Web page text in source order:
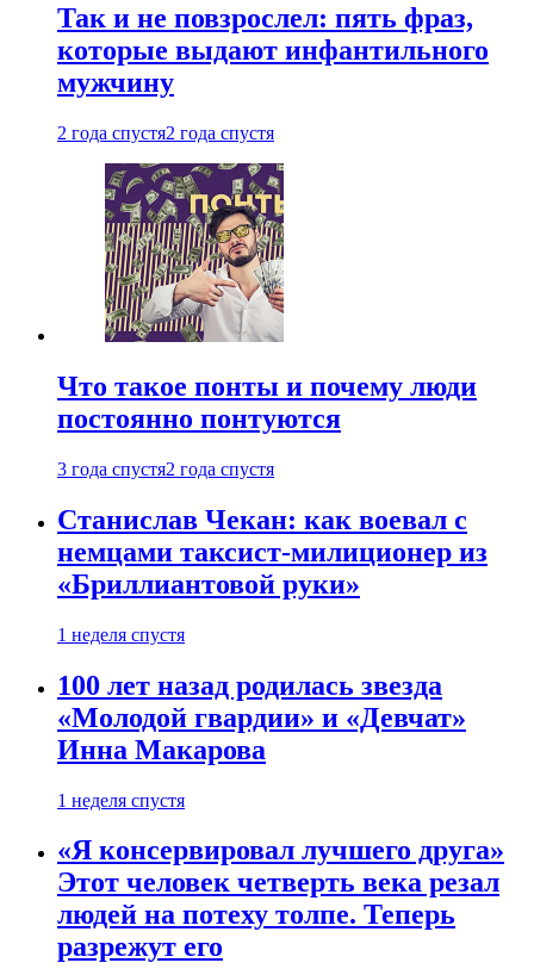
Так и не повзрослел: пять фраз,
которые выдают инфантильного
мужчину
2 года спустя2 года спустя
Что такое понты и почему люди
постоянно понтуются
3 года спустя2 года спустя
Станислав Чекан: как воевал с
немцами таксист-милиционер из
«Бриллиантовой руки»
1 неделя спустя
100 лет назад родилась звезда
«Молодой гвардии» и «Девчат»
Инна Макарова
1 неделя спустя
«Я консервировал лучшего друга»
Этот человек четверть века резал
людей на потеху толпе. Теперь
разрежут его